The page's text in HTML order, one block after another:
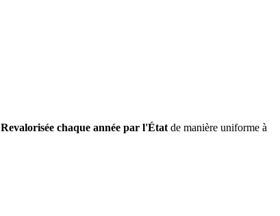
Revalorisée chaque année par l'État de manière uniforme à